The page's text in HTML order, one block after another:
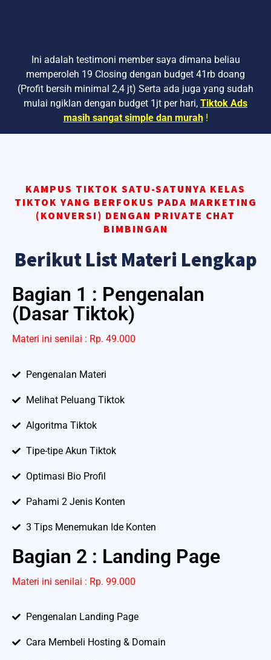
Ini adalah testimoni member saya dimana beliau
memperoleh 19 Closing dengan budget 41rb doang
(Profit bersih minimal 2,4 jt) Serta ada juga yang sudah
mulai ngiklan dengan budget 1jt per hari, Tiktok Ads
masih sangat simple dan murah!
KAMPUS TIKTOK SATU-SATUNYA KELAS
TIKTOK YANG BERFOKUS PADA MARKETING
(KONVERSI) DENGAN PRIVATE CHAT
BIMBINGAN
Berikut List Materi Lengkap
Bagian 1 : Pengenalan
(Dasar Tiktok)
Materi ini senilai : Rp. 49.000
Pengenalan Materi
Melihat Peluang Tiktok
Algoritma Tiktok
Tipe-tipe Akun Tiktok
Optimasi Bio Profil
Pahami 2 Jenis Konten
3 Tips Menemukan Ide Konten
Bagian 2 : Landing Page
Materi ini senilai : Rp. 99.000
Pengenalan Landing Page
Cara Membeli Hosting & Domain